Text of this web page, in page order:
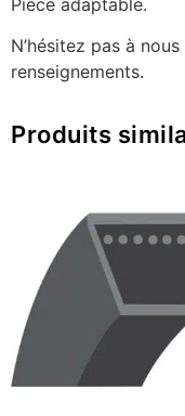
N’hésitez pas à
renseignements.
Produits